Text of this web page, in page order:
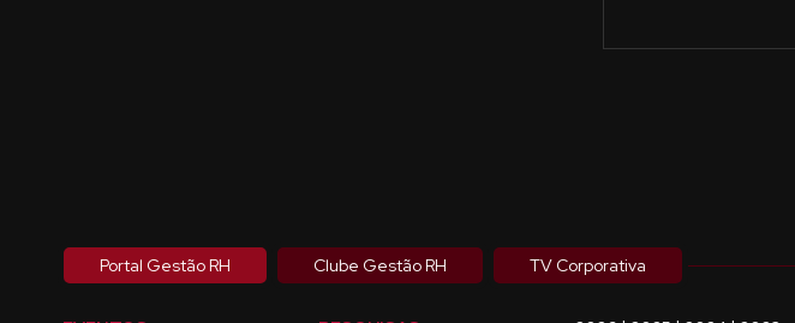
Portal Gestão RH Clube Gestão RH TV Corporativa